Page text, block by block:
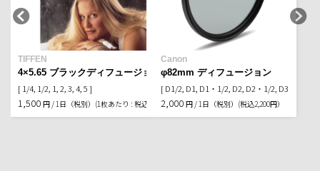
TIFFEN
4×5.65 ブラックディフュージョンFX
[ 1/4, 1/2, 1, 2, 3, 4, 5 ]
1,500 円 / 1日（税別） (1枚あたり : 税込1,650円）
Canon
φ82mm ディフュージョン
[ D1/2, D1, D1・1/2, D2, D2・1/2, D3 ] ※セ
2,000 円 / 1日（税別） (税込2,200円）